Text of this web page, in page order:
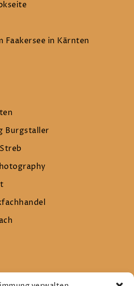
Faakersee in Kärnten
Burgstaller